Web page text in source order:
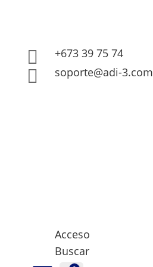
 +673 39 75 74
 soporte@adi-3.com
Acceso
Buscar